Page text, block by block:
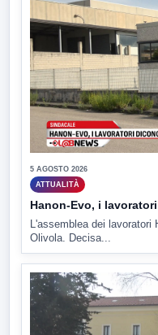
5 AGOSTO 2026
ATTUALITÀ
Hanon-Evo, i
L'assemblea dei lavoratori
Olivola. Decisa...